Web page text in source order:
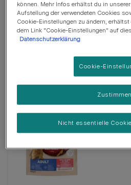
Trockenfutter
können. Mehr Infos erhältst du in
Aufstellung der verwendeten Cookies
Cookie-Einstellungen zu ändern, erhältst
dem Link "Cookie-Einstellungen" auf
Datenschutzerklärung
Cookie-
Nicht essentielle
Zustimmen